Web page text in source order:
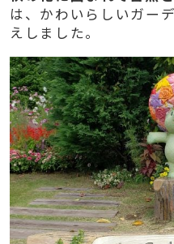
は、かわいらしいガー
えしました。